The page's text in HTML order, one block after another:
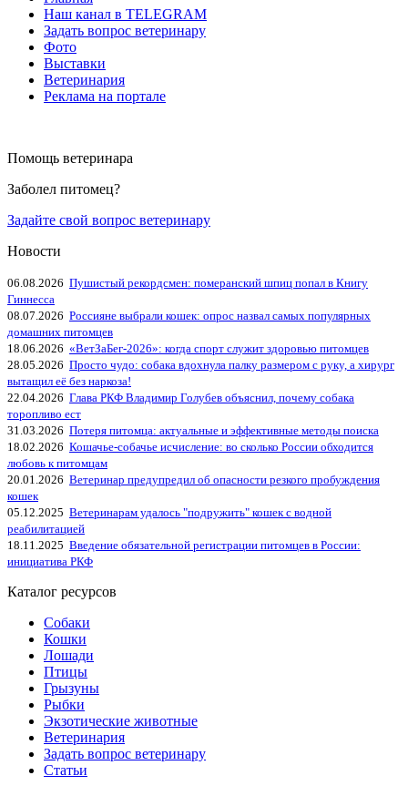
Наш канал в TELEGRAM
Задать вопрос ветеринару
Фото
Выставки
Ветеринария
Реклама на портале
Помощь ветеринара
Заболел питомец?
Задайте свой вопрос ветеринару
Новости
06.08.2026 Пушистый рекордсмен: померанский шпиц попал в Книгу
Гиннесса
08.07.2026 Россияне выбрали кошек: опрос назвал самых популярных
домашних питомцев
18.06.2026 «ВетЗаБег‑2026»: когда спорт служит здоровью питомцев
28.05.2026 Просто чудо: собака вдохнула палку размером с руку, а хирург
вытащил её без наркоза!
22.04.2026 Глава РКФ Владимир Голубев объяснил, почему собака
торопливо ест
31.03.2026 Потеря питомца: актуальные и эффективные методы поиска
18.02.2026 Кошачье-собачье исчисление: во сколько России обходится
любовь к питомцам
20.01.2026 Ветеринар предупредил об опасности резкого пробуждения
кошек
05.12.2025 Ветеринарам удалось "подружить" кошек с водной
реабилитацией
18.11.2025 Введение обязательной регистрации питомцев в России:
инициатива РКФ
Каталог ресурсов
Собаки
Кошки
Лошади
Птицы
Грызуны
Рыбки
Экзотические животные
Ветеринария
Задать вопрос ветеринару
Статьи